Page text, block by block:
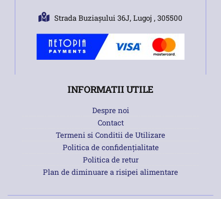
Strada Buziașului 36J, Lugoj , 305500
INFORMATII UTILE
Despre noi
Contact
Termeni si Conditii de Utilizare
Politica de confidențialitate
Politica de retur
Plan de diminuare a risipei alimentare